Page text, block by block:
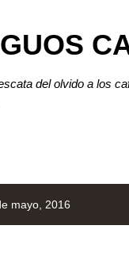
del olvido a los
mayo, 2016